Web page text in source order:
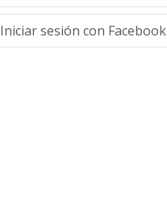
Iniciar sesión con Facebook